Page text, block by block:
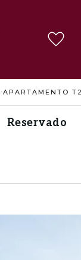
›
Reservado